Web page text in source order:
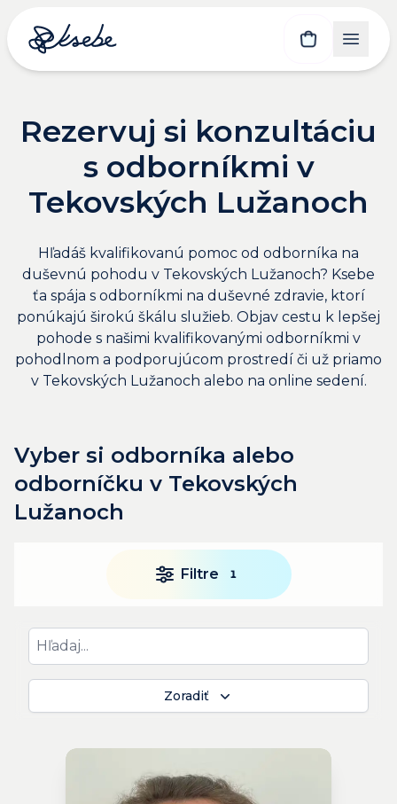
Rezervuj si konzultáciu
s odborníkmi v
Tekovských Lužanoch
Hľadáš kvalifikovanú pomoc od odborníka na
duševnú pohodu v Tekovských Lužanoch? Ksebe
ťa spája s odborníkmi na duševné zdravie, ktorí
ponúkajú širokú škálu služieb. Objav cestu k lepšej
pohode s našimi kvalifikovanými odborníkmi v
pohodlnom a podporujúcom prostredí či už priamo
v Tekovských Lužanoch alebo na online sedení.
Vyber si odborníka alebo
odborníčku v Tekovských
Lužanoch
Filtre 1
Zoradiť